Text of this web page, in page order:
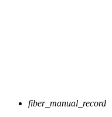
fiber_manual_record